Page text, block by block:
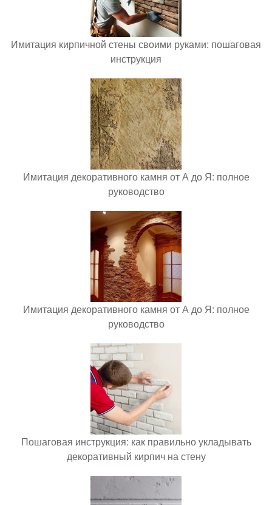
Имитация кирпичной стены своими руками: пошаговая
инструкция
Имитация декоративного камня от А до Я: полное
руководство
Имитация декоративного камня от А до Я: полное
руководство
Пошаговая инструкция: как правильно укладывать
декоративный кирпич на стену